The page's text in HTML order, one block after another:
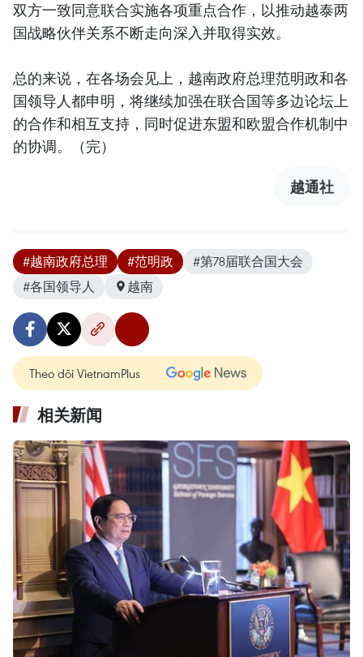
双方一致同意联合实施各项重点合作，以推动越泰两
国战略伙伴关系不断走向深入并取得实效。
总的来说，在各场会见上，越南政府总理范明政和各
国领导人都申明，将继续加强在联合国等多边论坛上
的合作和相互支持，同时促进东盟和欧盟合作机制中
的协调。（完）
越通社
#越南政府总理 #范明政
#第78届联合国大会
#各国领导人
越南
Theo dõi VietnamPlus
相关新闻